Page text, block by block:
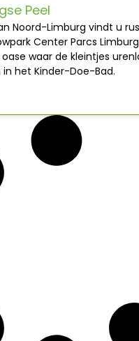
Peel
Noord-Limburg vindt u
Center Parcs
waar de kleintjes
het Kinder-Doe-Bad.